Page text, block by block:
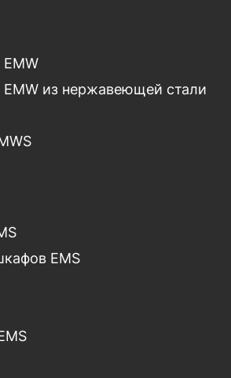
из нержавеющей стали
EMS